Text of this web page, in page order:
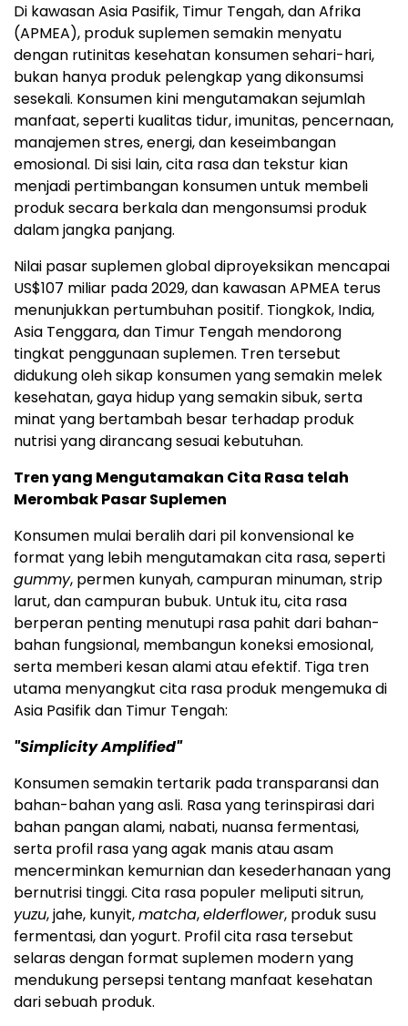
Di kawasan Asia Pasifik, Timur Tengah, dan Afrika
(APMEA), produk suplemen semakin menyatu
dengan rutinitas kesehatan konsumen sehari-hari,
bukan hanya produk pelengkap yang dikonsumsi
sesekali. Konsumen kini mengutamakan sejumlah
manfaat, seperti kualitas tidur, imunitas, pencernaan,
manajemen stres, energi, dan keseimbangan
emosional. Di sisi lain, cita rasa dan tekstur kian
menjadi pertimbangan konsumen untuk membeli
produk secara berkala dan mengonsumsi produk
dalam jangka panjang.
Nilai pasar suplemen global diproyeksikan mencapai
US$107 miliar pada 2029, dan kawasan APMEA terus
menunjukkan pertumbuhan positif. Tiongkok, India,
Asia Tenggara, dan Timur Tengah mendorong
tingkat penggunaan suplemen. Tren tersebut
didukung oleh sikap konsumen yang semakin melek
kesehatan, gaya hidup yang semakin sibuk, serta
minat yang bertambah besar terhadap produk
nutrisi yang dirancang sesuai kebutuhan.
Tren yang Mengutamakan Cita Rasa telah
Merombak Pasar Suplemen
Konsumen mulai beralih dari pil konvensional ke
format yang lebih mengutamakan cita rasa, seperti
gummy, permen kunyah, campuran minuman, strip
larut, dan campuran bubuk. Untuk itu, cita rasa
berperan penting menutupi rasa pahit dari bahan-
bahan fungsional, membangun koneksi emosional,
serta memberi kesan alami atau efektif. Tiga tren
utama menyangkut cita rasa produk mengemuka di
Asia Pasifik dan Timur Tengah:
"Simplicity Amplified"
Konsumen semakin tertarik pada transparansi dan
bahan-bahan yang asli. Rasa yang terinspirasi dari
bahan pangan alami, nabati, nuansa fermentasi,
serta profil rasa yang agak manis atau asam
mencerminkan kemurnian dan kesederhanaan yang
bernutrisi tinggi. Cita rasa populer meliputi sitrun,
yuzu, jahe, kunyit,matcha,elderflower, produk susu
fermentasi, dan yogurt. Profil cita rasa tersebut
selaras dengan format suplemen modern yang
mendukung persepsi tentang manfaat kesehatan
dari sebuah produk.